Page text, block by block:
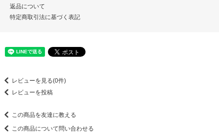
返品について
特定商取引法に基づく表記
レビューを見る(0件)
レビューを投稿
この商品を友達に教える
この商品について問い合わせる